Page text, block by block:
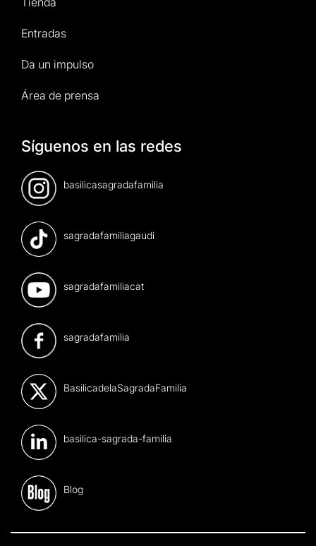
Entradas
Da un impulso
Área de prensa
Síguenos en las redes
basilicasagradafamilia
sagradafamiliagaudi
sagradafamiliacat
sagradafamilia
BasilicadelaSagradaFamilia
basilica-sagrada-familia
Blog